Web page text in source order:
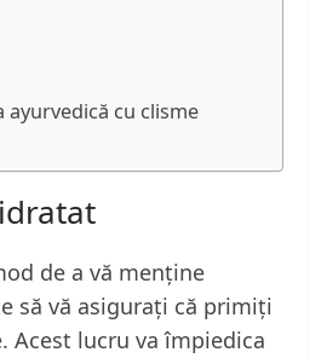
cu clisme
de a vă menține
să vă asigurați că primiți
Acest lucru va împiedica